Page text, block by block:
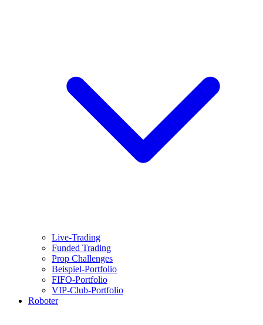
Live-Trading
Funded Trading
Prop Challenges
Beispiel-Portfolio
FIFO-Portfolio
VIP-Club-Portfolio
Roboter